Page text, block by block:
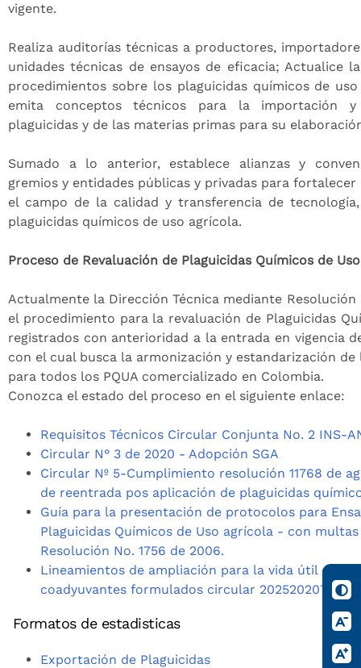
vigente.
Realiza auditorías técnicas a productores,
unidades técnicas de ensayos de eficacia; Actualice
procedimientos sobre los plaguicidas químicos de
emita conceptos técnicos para la importación
plaguicidas y de las materias primas para su
Sumado a lo anterior, establece alianzas y
gremios y entidades públicas y privadas para fortalecer
el campo de la calidad y transferencia de
plaguicidas químicos de uso agrícola.
Proceso de Revaluación de Plaguicidas Químicos de
Actualmente la Dirección Técnica mediante Resolución
el procedimiento para la revaluación de Plaguicidas
registrados con anterioridad a la entrada en vigencia
con el cual busca la armonización y estandarización
para todos los PQUA comercializado en Colombia.
Conozca el estado del proceso en el siguiente enlace:
Requisitos Técnicos Circular Conjunta No. 2 INS-
Circular N° 3 de 2020 - Adopción SGA
Circular Nº 5-Cumplimiento resolución 11768 de
de reentrada pos aplicación de plaguicidas
Guía para la presentación de protocolos para
Plaguicidas Químicos de Uso agrícola - con
Resolución No. 1756 de 2006.
Lineamientos de ampliación para la vida útil de
coadyuvantes formulados circular 20252020719
Formatos de estadisticas
Exportación de Plaguicidas